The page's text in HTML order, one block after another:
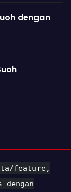
dengan
feature,